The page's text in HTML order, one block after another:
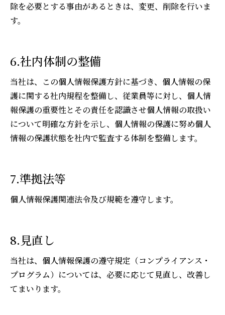
除を必要とする事由があるときは、変更、削除を行いま
す。
6.社内体制の整備
当社は、この個人情報保護方針に基づき、個人情報の保
護に関する社内規程を整備し、従業員等に対し、個人情
報保護の重要性とその責任を認識させ個人情報の取扱い
について明確な方針を示し、個人情報の保護に努め個人
情報の保護状態を社内で監査する体制を整備します。
7.準拠法等
個人情報保護関連法令及び規範を遵守します。
8.見直し
当社は、個人情報保護の遵守規定（コンプライアンス・
プログラム）については、必要に応じて見直し、改善し
てまいります。